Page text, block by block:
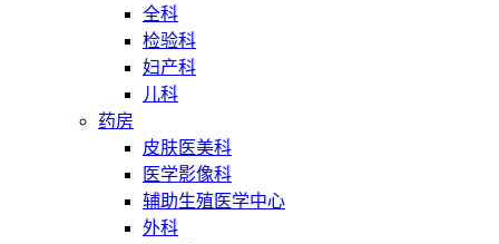
全科
检验科
妇产科
儿科
药房
皮肤医美科
医学影像科
辅助生殖医学中心
外科